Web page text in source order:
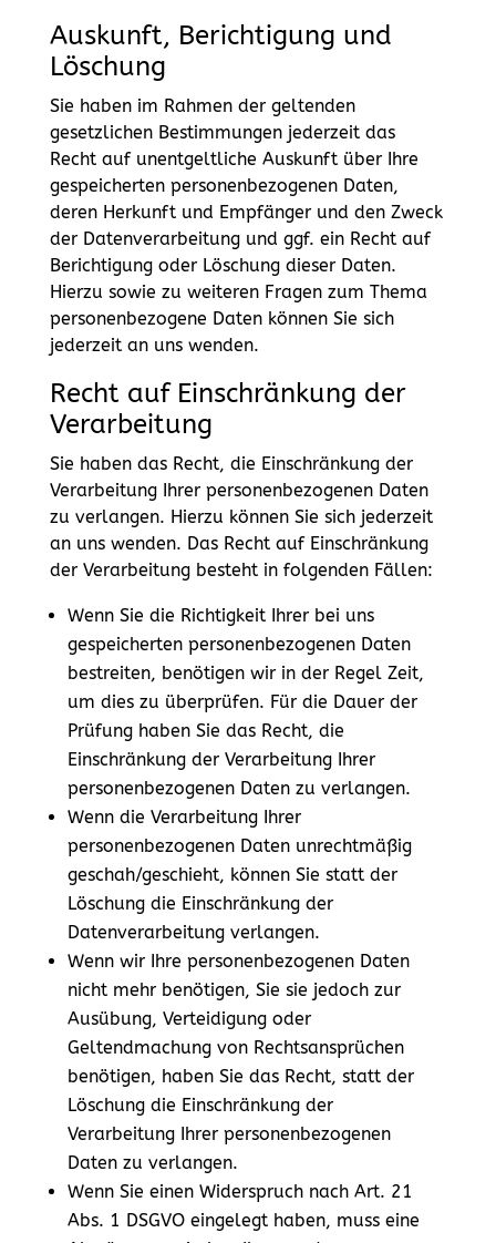
Auskunft, Berichtigung und
Löschung
Sie haben im Rahmen der geltenden
gesetzlichen Bestimmungen jederzeit das
Recht auf unentgeltliche Auskunft über Ihre
gespeicherten personenbezogenen Daten,
deren Herkunft und Empfänger und den Zweck
der Datenverarbeitung und ggf. ein Recht auf
Berichtigung oder Löschung dieser Daten.
Hierzu sowie zu weiteren Fragen zum Thema
personenbezogene Daten können Sie sich
jederzeit an uns wenden.
Recht auf Einschränkung der
Verarbeitung
Sie haben das Recht, die Einschränkung der
Verarbeitung Ihrer personenbezogenen Daten
zu verlangen. Hierzu können Sie sich jederzeit
an uns wenden. Das Recht auf Einschränkung
der Verarbeitung besteht in folgenden Fällen:
Wenn Sie die Richtigkeit Ihrer bei uns
gespeicherten personenbezogenen Daten
bestreiten, benötigen wir in der Regel Zeit,
um dies zu überprüfen. Für die Dauer der
Prüfung haben Sie das Recht, die
Einschränkung der Verarbeitung Ihrer
personenbezogenen Daten zu verlangen.
Wenn die Verarbeitung Ihrer
personenbezogenen Daten unrechtmäßig
geschah/geschieht, können Sie statt der
Löschung die Einschränkung der
Datenverarbeitung verlangen.
Wenn wir Ihre personenbezogenen Daten
nicht mehr benötigen, Sie sie jedoch zur
Ausübung, Verteidigung oder
Geltendmachung von Rechtsansprüchen
benötigen, haben Sie das Recht, statt der
Löschung die Einschränkung der
Verarbeitung Ihrer personenbezogenen
Daten zu verlangen.
Wenn Sie einen Widerspruch nach Art. 21
Abs. 1 DSGVO eingelegt haben, muss eine